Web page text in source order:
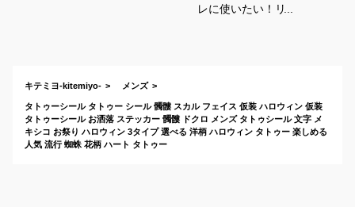
レに使いたい！リア
キテミヨ-kitemiyo- メンズ
タトゥーシール タトゥー シール 髑髏 スカル フェイス 仮装 ハロウィン 仮装
タトゥーシール お洒落 ステッカー 髑髏 ドクロ メンズ タトゥシール 文字 メ
キシコ お祭り ハロウィン 3タイプ 選べる 洋柄 ハロウィン タトゥー 楽しめる
人気 流行 蜘蛛 花柄 ハート タトゥー